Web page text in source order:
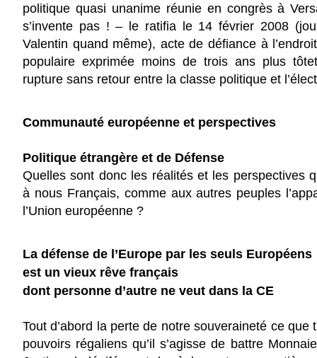
politique quasi unanime réunie en congrès à
s’invente pas ! – le ratifia le 14 février 2008
Valentin quand même), acte de défiance à
populaire exprimée moins de trois ans plus
rupture sans retour entre la classe politique et
Communauté européenne et perspectives
Politique étrangère et de Défense
Quelles sont donc les réalités et les perspectives
à nous Français, comme aux autres peuples
l’Union européenne ?
La défense de l’Europe par les seuls Européens
est un vieux rêve français
dont personne d’autre ne veut dans la CE
Tout d’abord la perte de notre souveraineté ce que
pouvoirs régaliens qu’il s’agisse de battre